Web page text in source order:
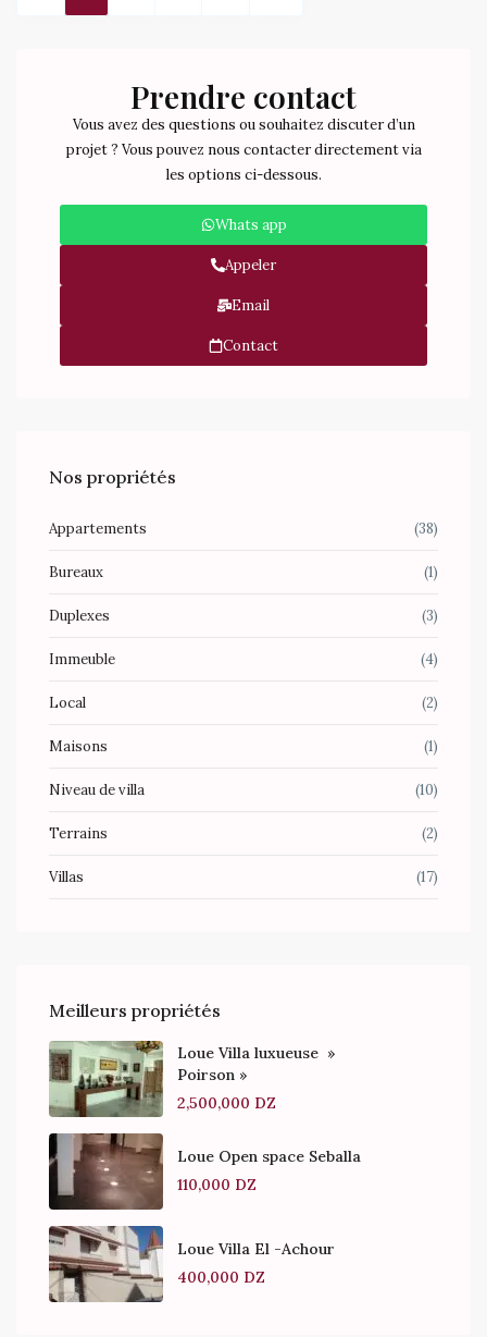
Prendre contact
Vous avez des questions ou souhaitez discuter d’un
projet ? Vous pouvez nous contacter directement via
les options ci-dessous.
Whats app
Appeler
Email
Contact
Nos propriétés
Appartements (38)
Bureaux (1)
Duplexes (3)
Immeuble (4)
Local (2)
Maisons (1)
Niveau de villa (10)
Terrains (2)
Villas (17)
Meilleurs propriétés
Loue Villa luxueuse »
Poirson »
2,500,000 DZ
Loue Open space Seballa
110,000 DZ
Loue Villa El -Achour
400,000 DZ